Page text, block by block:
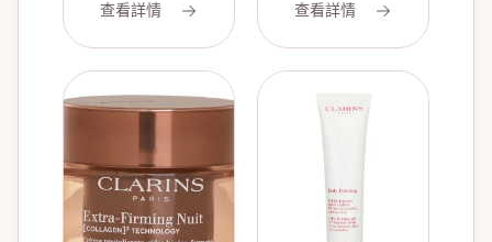
版賦活雙精華
50 ml/1.6oz
查看詳情
雙精華50ml
查看詳情